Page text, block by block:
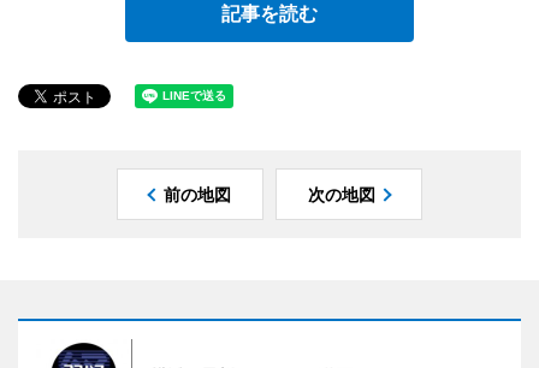
記事を読む
前の地図 次の地図